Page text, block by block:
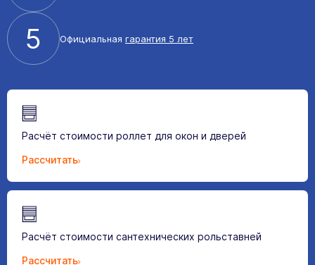
5 Официальная гарантия 5 лет
Расчёт стоимости роллет для окон и дверей
Рассчитать
Расчёт стоимости сантехнических рольставней
Рассчитать